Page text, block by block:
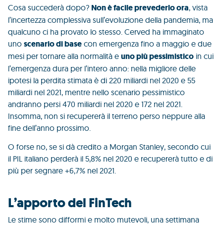
Cosa succederà dopo? Non è facile prevederlo ora, vista
l’incertezza complessiva sull’evoluzione della pandemia, ma
qualcuno ci ha provato lo stesso. Cerved ha immaginato
uno scenario di base con emergenza fino a maggio e due
mesi per tornare alla normalità e uno più pessimistico in cui
l’emergenza dura per l’intero anno: nella migliore delle
ipotesi la perdita stimata è di 220 miliardi nel 2020 e 55
miliardi nel 2021, mentre nello scenario pessimistico
andranno persi 470 miliardi nel 2020 e 172 nel 2021.
Insomma, non si recupererà il terreno perso neppure alla
fine dell’anno prossimo.
O forse no, se si dà credito a Morgan Stanley, secondo cui
il PIL italiano perderà il 5,8% nel 2020 e recupererà tutto e di
più per segnare +6,7% nel 2021.
L’apporto del FinTech
Le stime sono difformi e molto mutevoli, una settimana